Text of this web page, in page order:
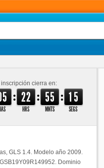
inscripción cierra en:
5 : 22
HRS
: 55
MNTS
: 15
SEGS
GLS 1.4. Modelo año 2009.
Dominio